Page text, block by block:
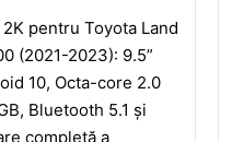
pentru Toyota Land
(2021-2023): 9.5”
10, Octa-core 2.0
Bluetooth 5.1 și
completă a